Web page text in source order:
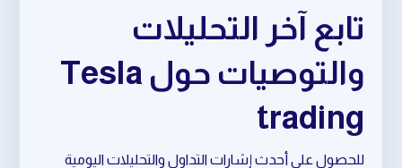
تابع آخر التحليلات
والتوصيات حول Tesla
trading
للحصول على أحدث إشارات التداول والتحليلات اليومية